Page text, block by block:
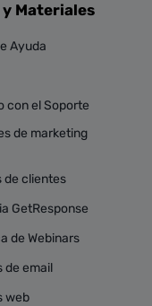
y Materiales
Ayuda
con el Soporte
de marketing
de clientes
GetResponse
de Webinars
de email
web